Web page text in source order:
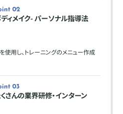
02
ィメイク- パーソナル指導法
使用し、トレーニングのメニュー作成
03
さんの業界研修・インターン